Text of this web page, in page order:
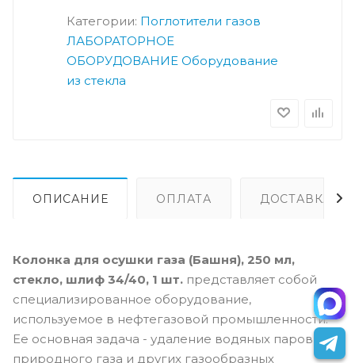
Категории: Поглотители газов
ЛАБОРАТОРНОЕ
ОБОРУДОВАНИЕ Оборудование
из стекла
ОПИСАНИЕ ОПЛАТА ДОСТАВКА
Колонка для осушки газа (Башня), 250 мл,
стекло, шлиф 34/40, 1 шт. представляет собой
специализированное оборудование,
используемое в нефтегазовой промышленности.
Ее основная задача - удаление водяных паров из
природного газа и других газообразных